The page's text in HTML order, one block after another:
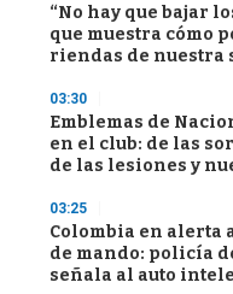
“No hay que bajar
que muestra cómo
riendas de nuestra
03:30
Emblemas de
en el club: de las
de las lesiones y
03:25
Colombia en alerta
de mando: policía
señala al auto